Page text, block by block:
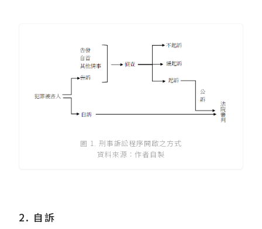
圖 1. 刑事訴訟程序開啟之方式
資料來源：作者自製
2. 自訴